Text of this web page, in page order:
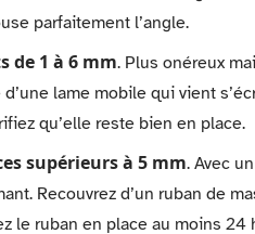
parfaitement l’angle.
de 1 à 6 mm. Plus onéreux
lame mobile qui vient
qu’elle reste bien en place.
supérieurs à 5 mm. Avec
Recouvrez d’un ruban de
le ruban en place au moins